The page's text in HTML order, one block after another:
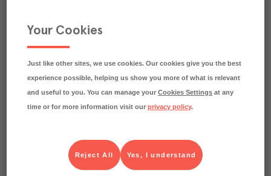
Your Cookies
Just like other sites, we use cookies. Our cookies give you the best
experience possible, helping us show you more of what is relevant
and useful to you. You can manage yourCookies Settings at any
time or for more information visit ourprivacy policy.
Yes, I understand
Reject All